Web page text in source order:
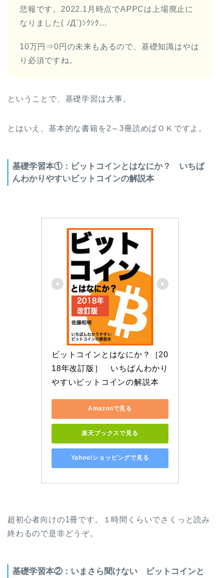
悲報です。2022.1月時点でAPPCは上場廃止に
なりました( ﾉД`)ｼｸｼｸ…
10万円⇒0円の未来もあるので、基礎知識はやは
り必須ですね。
ということで、基礎学習は大事。
とはいえ、基本的な書籍を2～3冊読めばＯＫですよ。
基礎学習本①：ビットコインとはなにか？ いちば
んわかりやすいビットコインの解説本
ビットコインとはなにか？［20
18年改訂版］　いちばんわかり
やすいビットコインの解説本
Amazonで見る
楽天ブックスで見る
Yahoo!ショッピングで見る
超初心者向けの1冊です。１時間くらいでさくっと読み
終わるので是非どうぞ。
基礎学習本②：いまさら聞けない ビットコインと